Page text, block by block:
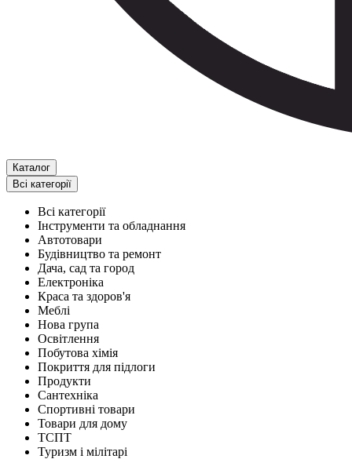
Каталог
Всі категорії
Всі категорії
Інструменти та обладнання
Автотовари
Будівництво та ремонт
Дача, сад та город
Електроніка
Краса та здоров'я
Меблі
Нова група
Освітлення
Побутова хімія
Покриття для підлоги
Продукти
Сантехніка
Спортивні товари
Товари для дому
ТСПТ
Туризм і мілітарі